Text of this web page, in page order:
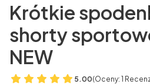
Krótkie
shorty
NEW
5.00(Oceny: 1